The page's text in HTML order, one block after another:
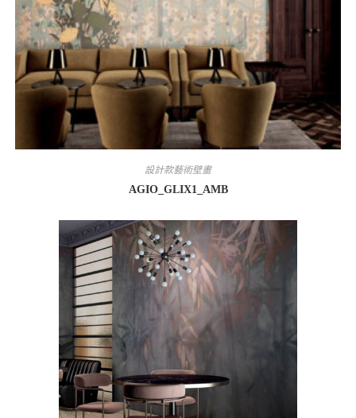
設計款藝術壁畫
AGIO_GLIX1_AMB